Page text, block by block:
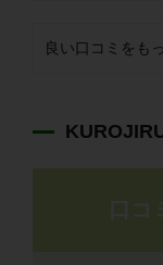
良い口コミをも